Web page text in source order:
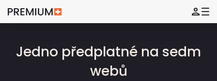
Jedno předplatné na sedm
webů